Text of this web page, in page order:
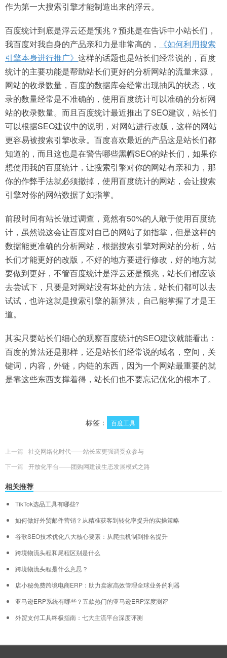
作为第一大搜索引擎才能制造出来的浮云。
百度统计到底是浮云还是预兆？预兆是在告诉中小站长们，
我百度对我自身的产品亲和力是非常高的，
《如何利用搜索
引擎本身进行推广》 这样的话题也是站长们经常说的，百度
统计的主要功能是帮助站长们更好的分析网站的流量来源，
网站的收录数量，百度的数据库会经常出现抽风的状态，收
录的数量经常是不准确的，使用百度统计可以准确的分析网
站的收录数量。而且百度统计最近推出了SEO建议，站长们
可以根据SEO建议中的说明，对网站进行改版，这样的网站
更容易被搜索引擎收录。百度喜欢最近的产品这是站长们都
知道的，而且这也是在警告哪些黑帽SEO的站长们，如果你
想使用我的百度统计，让搜索引擎对你的网站有亲和力，那
你的作弊手法就必须撤掉，使用百度统计的网站，会让搜索
引擎对你的网站数据了如指掌。
前段时间有站长做过调查，竟然有50%的人敢于使用百度统
计，虽然说这会让百度对自己的网站了如指掌，但是这样的
数据能更准确的分析网站，根据搜索引擎对网站的分析，站
长们才能更好的改版，不好的地方要进行修改，好的地方就
要做到更好，不管百度统计是浮云还是预兆，站长们都应该
去尝试下，只要是对网站没有坏处的方法，站长们都可以去
试试，也许这就是搜索引擎的新算法，自己能掌握了才是王
道。
其实只要站长们细心的观察百度统计的SEO建议就能看出：
百度的算法还是那样，还是站长们经常说的域名，空间，关
键词，内容，外链，内链的东西，因为一个网站最重要的就
是靠这些东西支撑着得，站长们也不要忘记优化的根本了。
标签： 百度工具
上一篇
社交网络化时代——站长应更强调受众参与
下一篇
开放化平台——团购网建设生态发展模式之路
相关推荐
TikTok选品工具有哪些?
如何做好外贸邮件营销？从精准获客到转化率提升的实操策略
谷歌SEO技术优化八大核心要素：从爬虫机制到排名提升
跨境物流头程和尾程区别是什么
跨境物流头程是什么意思？
店小秘免费跨境电商ERP：助力卖家高效管理全球业务的利器
亚马逊ERP系统有哪些？五款热门的亚马逊ERP深度测评
外贸支付工具终极指南：七大主流平台深度评测